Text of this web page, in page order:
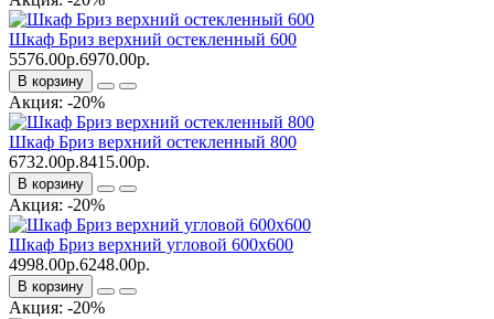
Шкаф Бриз верхний остекленный 600
5576.00р.6970.00р.
В корзину
Акция: -20%
Шкаф Бриз верхний остекленный 800
6732.00р.8415.00р.
В корзину
Акция: -20%
Шкаф Бриз верхний угловой 600x600
4998.00р.6248.00р.
В корзину
Акция: -20%